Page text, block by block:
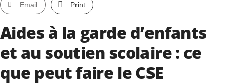
Email Print
Aides à la garde d’enfants
et au soutien scolaire : ce
que peut faire le CSE